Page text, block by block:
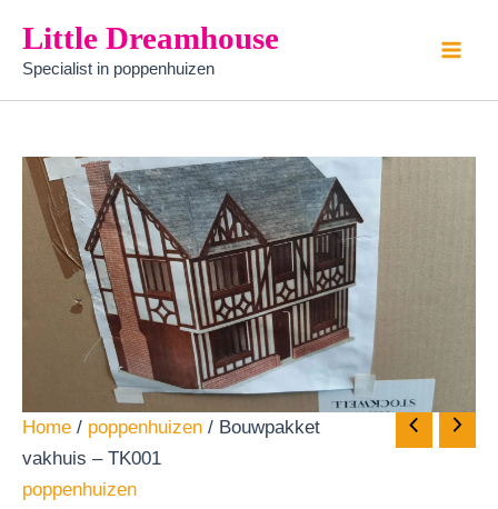
naar
inhoud
Little Dreamhouse
Specialist in poppenhuizen
Home / poppenhuizen / Bouwpakket
vakhuis – TK001
poppenhuizen
vakhuis
-
TK001
aantal